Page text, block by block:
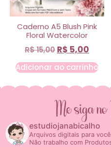
Caderno A5 Blush Pink
Floral Watercolor
R$15,00 R$ 5,00
Adicionar ao carrinho
Me siga
estudiojanabicalho
Arquivos digitais para
Não trabalho com